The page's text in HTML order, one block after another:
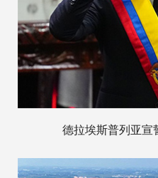
德拉埃斯普列亚宣